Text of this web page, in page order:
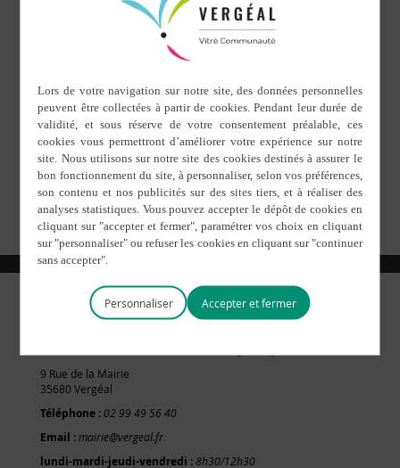
15 octobre 2021
DOCUMENT DE TRAVAIL (002)
9 Rue de la Mairie
35680 Vergéal
Téléphone : 02 99 49 56 40
Email :mairie@vergeal.fr
lundi-mardi-jeudi-vendredi :8h30/12h30
Personnaliser